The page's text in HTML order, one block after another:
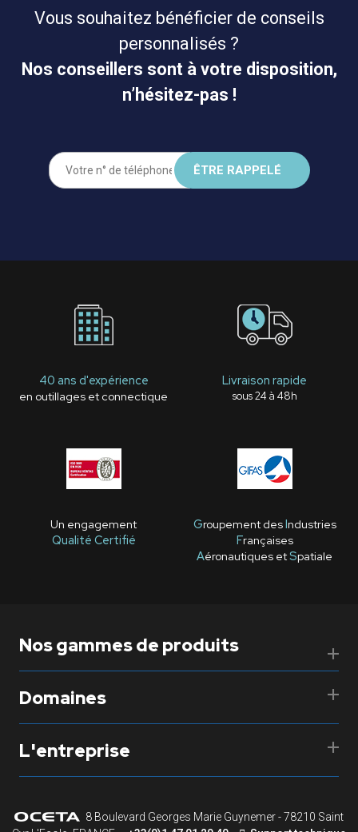
Vous souhaitez bénéficier de conseils
personnalisés ?
Nos conseillers sont à votre disposition,
n’hésitez-pas !
40 ans d'expérience
en outillages et connectique
Livraison rapide
sous 24 à 48h
Un engagement
Qualité Certifié
Groupement desIndustries
Françaises
Aéronautiques etSpatiale
Nos gammes de produits
Domaines
L'entreprise
8 Boulevard Georges Marie Guynemer - 78210 Saint